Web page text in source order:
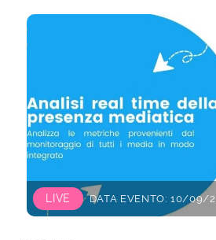
LIVE DATA EVENTO: 10/09/